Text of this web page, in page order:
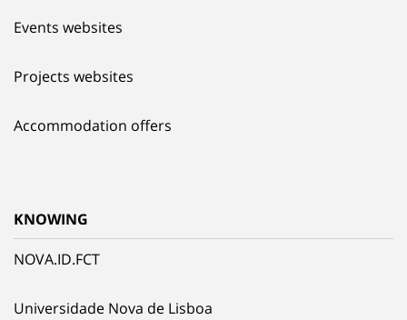
Events websites
Projects websites
Accommodation offers
KNOWING
NOVA.ID.FCT
Universidade Nova de Lisboa